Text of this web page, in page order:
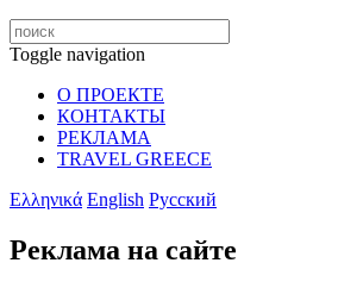
Toggle navigation
О ПРОЕКТЕ
КОНТАКТЫ
РЕКЛАМА
TRAVEL GREECE
Ελληνικά English Русский
Реклама на сайте